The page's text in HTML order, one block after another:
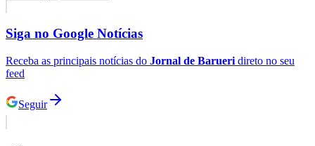
Siga no Google Notícias
Receba as principais notícias do Jornal de Barueri direto no seu
feed
Seguir